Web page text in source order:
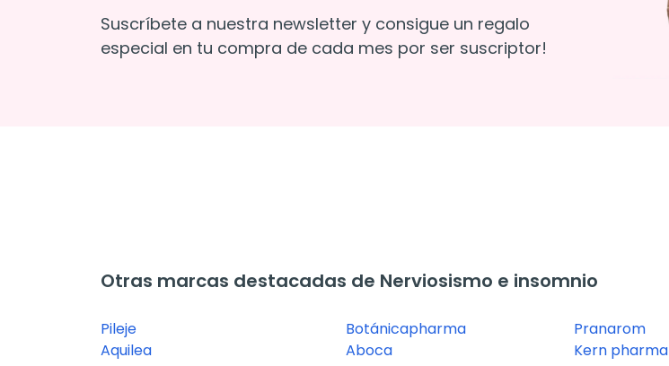
Suscríbete a nuestra newsletter y consigue un regalo
especial en tu compra de cada mes por ser suscriptor!
Otras marcas destacadas de Nerviosismo e insomnio
Pileje
Aquilea
Botánicapharma
Aboca
Pranarom
Kern pharma